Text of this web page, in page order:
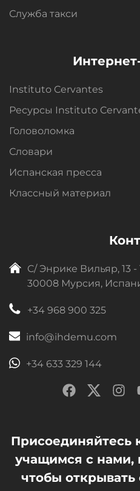
Служба такси
Instituto Cervantes
Ресурсы Instituto
Головоломка
Словари
Испанская пресса
Классный материал
C/ Энрике Вильяр, 13 -
30008 Мурсия,
+34 968 900 325
info@ihdemu.com
+34 633 329 144
Присоединяйтесь
учащимся с нами,
чтобы